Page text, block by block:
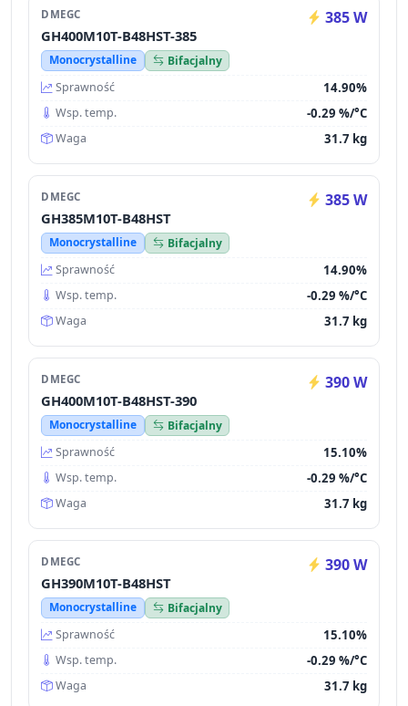
DMEGC 385 W
GH400M10T-B48HST-385
Monocrystalline
Bifacjalny
Sprawność
14.90%
Wsp. temp. -0.29 %/°C
Waga 31.7 kg
DMEGC 385 W
GH385M10T-B48HST
Monocrystalline
Bifacjalny
Sprawność
14.90%
Wsp. temp. -0.29 %/°C
Waga 31.7 kg
DMEGC 390 W
GH400M10T-B48HST-390
Monocrystalline
Bifacjalny
Sprawność
15.10%
Wsp. temp. -0.29 %/°C
Waga 31.7 kg
DMEGC 390 W
GH390M10T-B48HST
Monocrystalline
Bifacjalny
Sprawność
15.10%
Wsp. temp. -0.29 %/°C
Waga 31.7 kg